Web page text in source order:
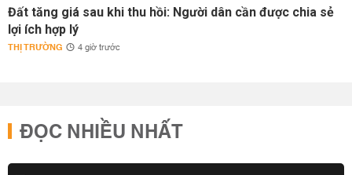
Đất tăng giá sau khi thu hồi: Người dân cần được chia sẻ
lợi ích hợp lý
THỊ TRƯỜNG 4 giờ trước
ĐỌC NHIỀU NHẤT